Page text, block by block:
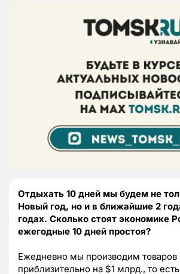
Отдыхать 10 дней мы будем не
Новый год, но и в ближайшие 2
годах. Сколько стоят экономике
ежегодные 10 дней простоя?
Ежедневно мы производим товаров
приблизительно на $1 млрд., то